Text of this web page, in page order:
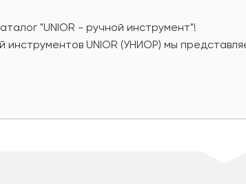
"UNIOR - ручной инструмент"!
инструментов UNIOR (УНИОР) мы